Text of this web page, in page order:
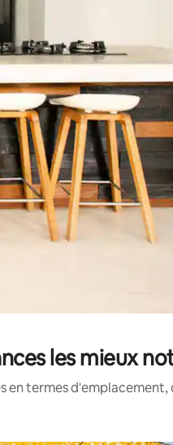
ou en appuyant et en
les mieux
en termes